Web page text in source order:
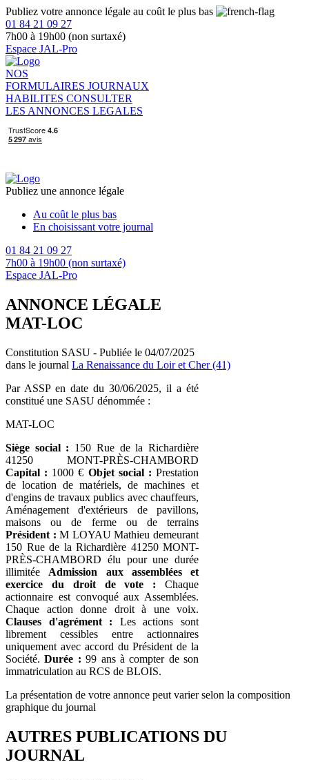
Publiez votre annonce légale au coût le plus bas
01 84 21 09 27
7h00 à 19h00 (non surtaxé)
Espace JAL-Pro
NOS
FORMULAIRES JOURNAUX
HABILITES CONSULTER
LES ANNONCES LEGALES
Publiez une annonce légale
Au coût le plus bas
En choisissant votre journal
01 84 21 09 27
7h00 à 19h00 (non surtaxé)
Espace JAL-Pro
ANNONCE LÉGALE
MAT-LOC
Constitution SASU - Publiée le 04/07/2025
dans le journal La Renaissance du Loir et Cher (41)
Par ASSP en date du 30/06/2025, il a été
constitué une SASU dénommée :
MAT-LOC
Siège social : 150 Rue de la Richardière
41250 MONT-PRÈS-CHAMBORD
Capital : 1000 € Objet social : Prestation
de location de matériels, de machines et
d'engins de travaux publics avec chauffeurs,
Aménagement d'extérieurs de pavillons,
maisons ou de ferme ou de terrains
Président : M LOYAU Mathieu demeurant
150 Rue de la Richardière 41250 MONT-
PRÈS-CHAMBORD élu pour une durée
illimitée Admission aux assemblées et
exercice du droit de vote : Chaque
actionnaire est convoqué aux Assemblées.
Chaque action donne droit à une voix.
Clauses d'agrément : Les actions sont
librement cessibles entre actionnaires
uniquement avec accord du Président de la
Société.Durée : 99 ans à compter de son
immatriculation au RCS de BLOIS.
La présentation de votre annonce peut varier selon la composition
graphique du journal
AUTRES PUBLICATIONS DU
JOURNAL